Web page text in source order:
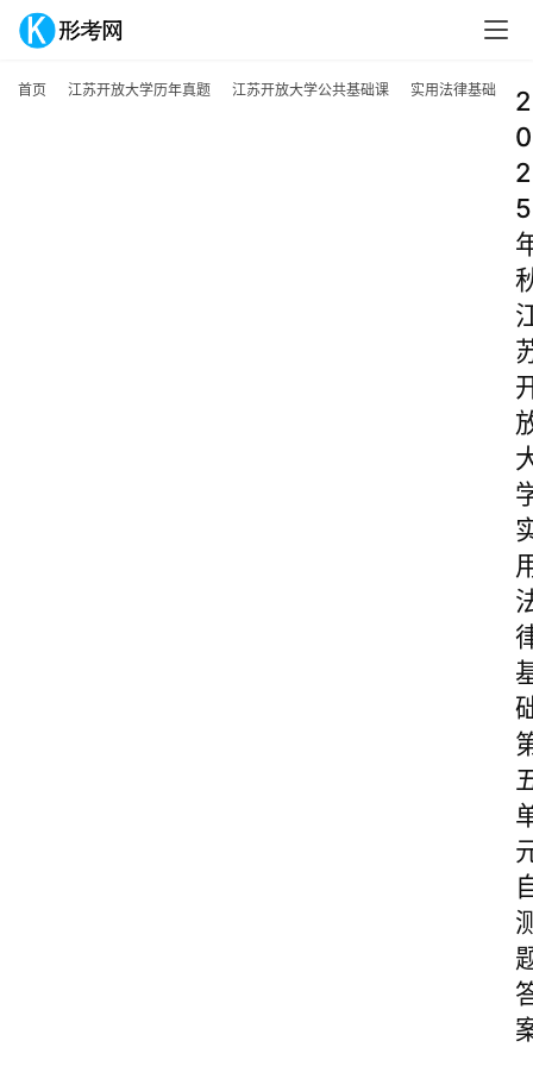
首页 江苏开放大学历年真题 江苏开放大学公共基础课 实用法律基础
2
0
2
5